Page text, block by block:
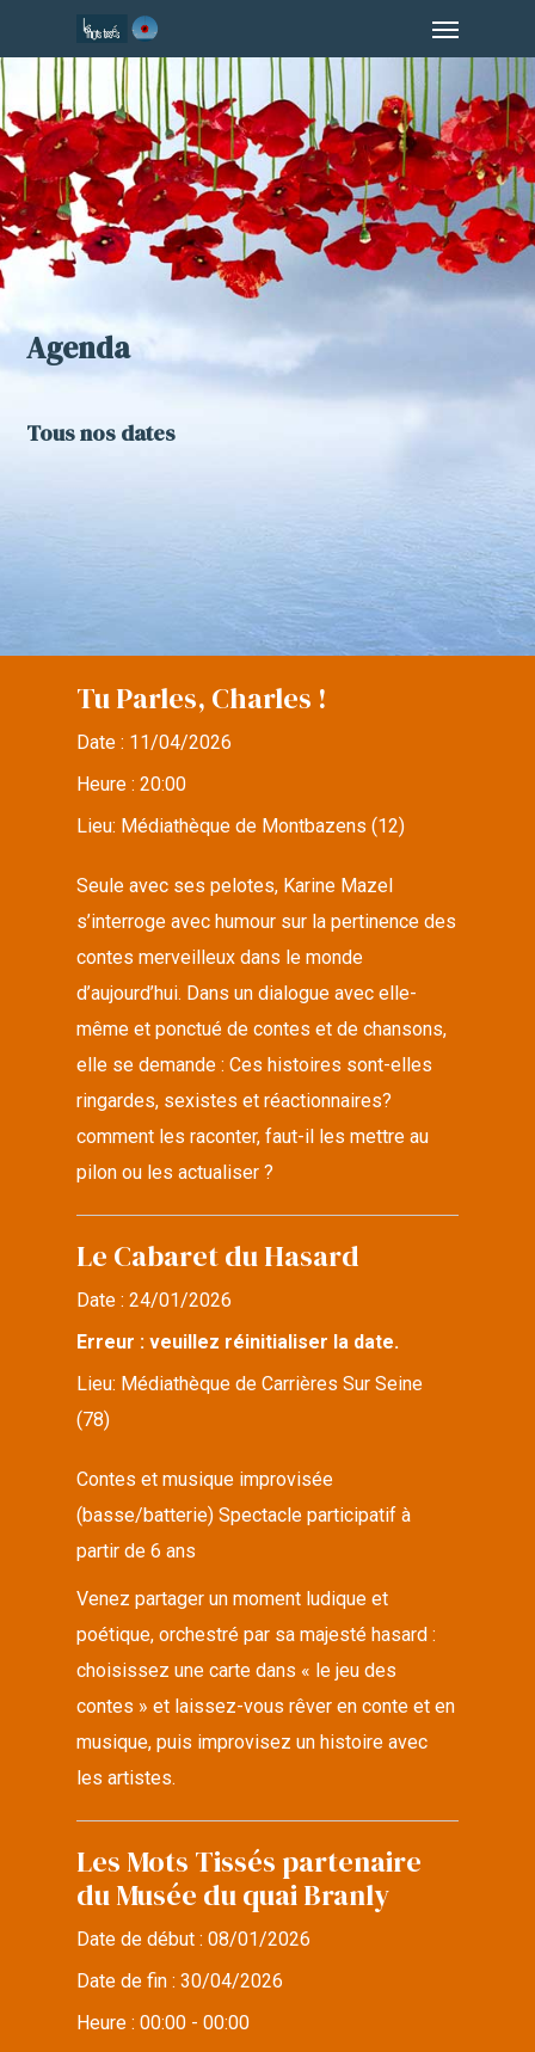
to
main
content
Agenda
Tous nos dates
Tu Parles, Charles !
Date : 11/04/2026
Heure :20:00
Lieu: Médiathèque de Montbazens (12)
Seule avec ses pelotes, Karine Mazel
s’interroge avec humour sur la pertinence des
contes merveilleux dans le monde
d’aujourd’hui. Dans un dialogue avec elle-
même et ponctué de contes et de chansons,
elle se demande : Ces histoires sont-elles
ringardes, sexistes et réactionnaires?
comment les raconter, faut-il les mettre au
pilon ou les actualiser ?
Le Cabaret du Hasard
Date :24/01/2026
Erreur : veuillez réinitialiser la date.
Lieu: Médiathèque de Carrières Sur Seine
(78)
Contes et musique improvisée
(basse/batterie) Spectacle participatif à
partir de 6 ans
Venez partager un moment ludique et
poétique, orchestré par sa majesté hasard :
choisissez une carte dans « le jeu des
contes » et laissez-vous rêver en conte et en
musique, puis improvisez un histoire avec
les artistes.
Les Mots Tissés partenaire
du Musée du quai Branly
Date de début :08/01/2026
Date de fin :30/04/2026
Heure :00:00 - 00:00